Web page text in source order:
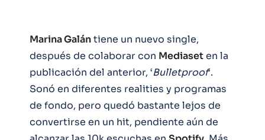
Marina Galántiene un nuevo single,
después de colaborar con Mediaseten la
publicación del anterior, ‘Bulletproof‘.
Sonó en diferentes realities y programas
de fondo, pero quedó bastante lejos de
convertirse en un hit, pendiente aún de